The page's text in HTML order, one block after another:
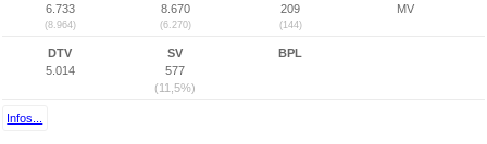
6.733
(8.964)
8.670
(6.270)
209
(144)
MV
DTV
5.014
SV
577
(11,5%)
BPL
Infos...